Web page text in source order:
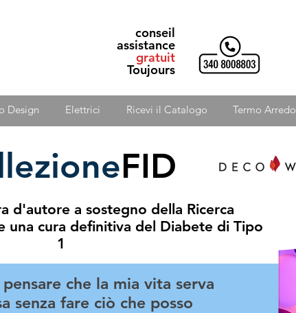
conseil
assistance
gratuit
Toujours
Design Elettrici Ricevi il Catalogo Termo Arredo
FID
d'autore a sostegno della Ricerca
una cura definitiva del Diabete di Tipo
1
che la mia vita serva
senza fare ciò che posso